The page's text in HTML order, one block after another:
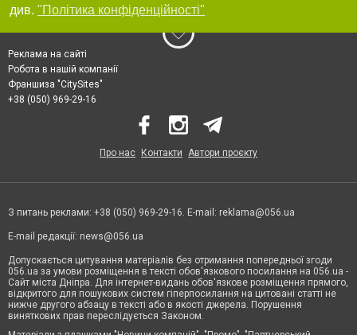
див. "Політика конфіденційності"
Реклама на сайті
Робота в нашій компанії
Франшиза "CitySites"
+38 (050) 969-29-16
Про нас Контакти Автори проєкту
З питань реклами: +38 (050) 969-29-16. E-mail: reklama@056.ua
E-mail редакції: news@056.ua
Допускається цитування матеріалів без отримання попередньої згоди
056.ua за умови розміщення в тексті обов'язкового посилання на 056.ua -
Сайт міста Дніпра. Для інтернет-видань обов'язкове розміщення прямого,
відкритого для пошукових систем гіперпосилання на цитовані статті не
нижче другого абзацу в тексті або в якості джерела. Порушення
виняткових прав переслідується Законом.